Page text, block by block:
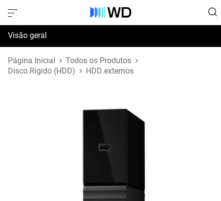
Visão geral
Especificações
Página Inicial
Todos os Produtos
Disco Rígido (HDD)
HDD externos